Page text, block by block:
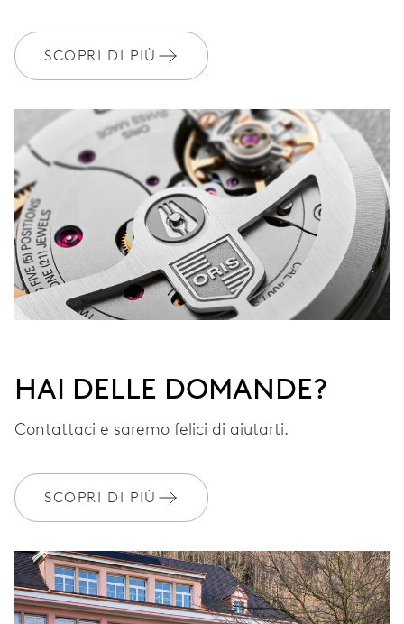
SCOPRI DI PIÙ
HAI DELLE DOMANDE?
Contattaci e saremo felici di aiutarti.
SCOPRI DI PIÙ